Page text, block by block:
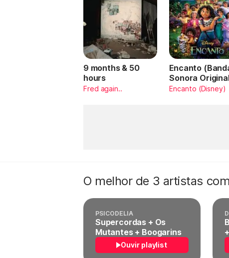
9 months & 50
hours
Fred again..
Encanto
Sonora
Español)
Encanto (Disney)
O melhor de 3 artistas
PSICODELIA
Supercordas + Os
Mutantes + Boogarins
Ouvir playlist